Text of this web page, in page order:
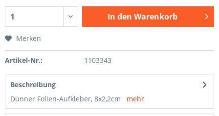
In den Warenkorb
Merken
Artikel-Nr.: 1103343
Beschreibung
Dünner Folien-Aufkleber, 8x2,2cm mehr